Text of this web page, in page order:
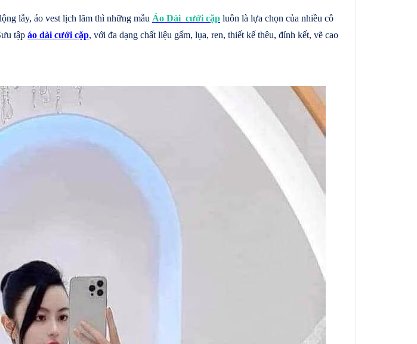
lẫy, áo vest lịch lãm thì những mẫu Áo Dài cưới cặp luôn là lựa chọn của nhiều cô
tập áo dài cưới cặp, với đa dạng chất liệu gấm, lụa, ren, thiết kế thêu, đính kết, vẽ cao